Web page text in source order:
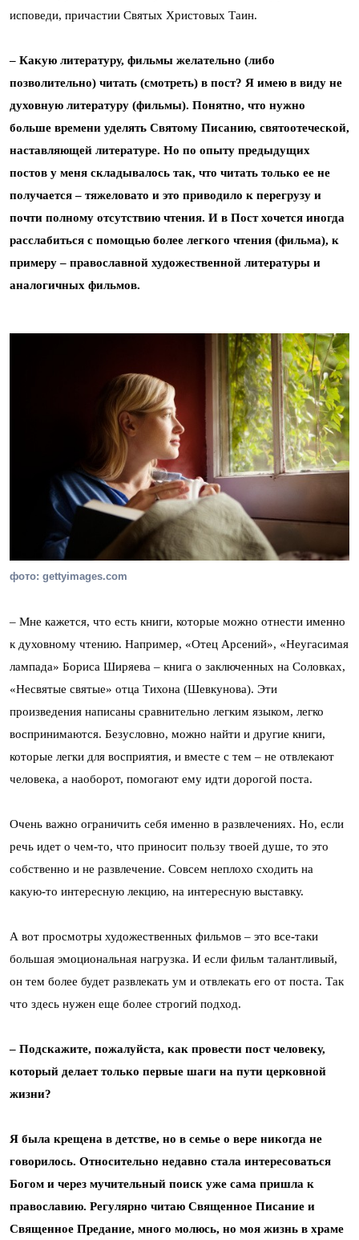
исповеди, причастии Святых Христовых Таин.
– Какую литературу, фильмы желательно (либо
позволительно) читать (смотреть) в пост? Я имею в виду не
духовную литературу (фильмы). Понятно, что нужно
больше времени уделять Святому Писанию, святоотеческой,
наставляющей литературе. Но по опыту предыдущих
постов у меня складывалось так, что читать только ее не
получается – тяжеловато и это приводило к перегрузу и
почти полному отсутствию чтения. И в Пост хочется иногда
расслабиться с помощью более легкого чтения (фильма), к
примеру – православной художественной литературы и
аналогичных фильмов.
фото: gettyimages.com
– Мне кажется, что есть книги, которые можно отнести именно
к духовному чтению. Например, «Отец Арсений», «Неугасимая
лампада» Бориса Ширяева – книга о заключенных на Соловках,
«Несвятые святые» отца Тихона (Шевкунова). Эти
произведения написаны сравнительно легким языком, легко
воспринимаются. Безусловно, можно найти и другие книги,
которые легки для восприятия, и вместе с тем – не отвлекают
человека, а наоборот, помогают ему идти дорогой поста.
Очень важно ограничить себя именно в развлечениях. Но, если
речь идет о чем-то, что приносит пользу твоей душе, то это
собственно и не развлечение. Совсем неплохо сходить на
какую-то интересную лекцию, на интересную выставку.
А вот просмотры художественных фильмов – это все-таки
большая эмоциональная нагрузка. И если фильм талантливый,
он тем более будет развлекать ум и отвлекать его от поста. Так
что здесь нужен еще более строгий подход.
– Подскажите, пожалуйста, как провести пост человеку,
который делает только первые шаги на пути церковной
жизни?
Я была крещена в детстве, но в семье о вере никогда не
говорилось. Относительно недавно стала интересоваться
Богом и через мучительный поиск уже сама пришла к
православию. Регулярно читаю Священное Писание и
Священное Предание, много молюсь, но моя жизнь в храме